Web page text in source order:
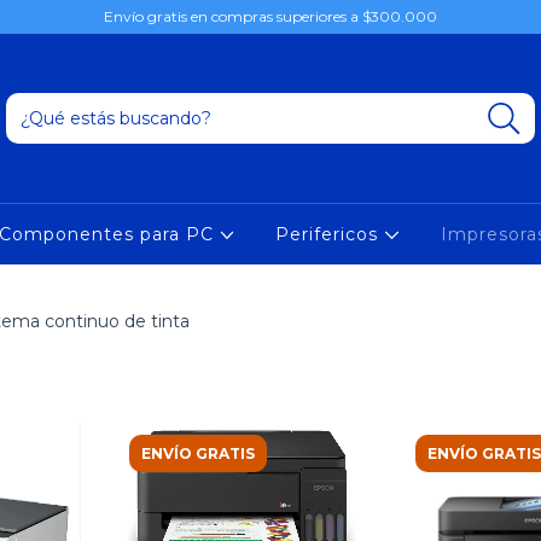
Envío gratis en compras superiores a $300.000
Componentes para PC Perifericos
continuo de tinta
ENVÍO GRATIS ENVÍO GRATIS